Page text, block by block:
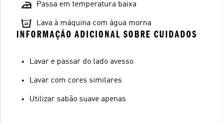
Passa em temperatura baixa
Lava à máquina com água morna
INFORMAÇÃO ADICIONAL SOBRE CUIDADOS
Lavar e passar do lado avesso
Lavar com cores similares
Utilizar sabão suave apenas